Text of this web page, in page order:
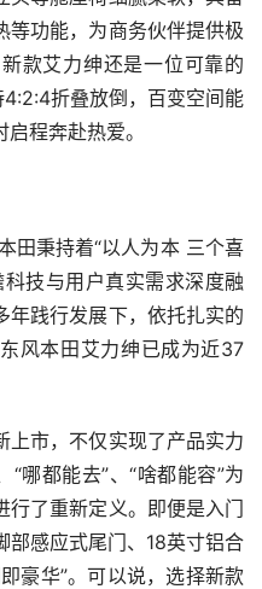
等功能，为商务伙伴提供极
款艾力绅还是一位可靠的
4:2:4折叠放倒，百变空间能
程奔赴热爱。
田秉持着“以人为本 三个喜
技与用户真实需求深度融
年践行发展下，依托扎实的
风本田艾力绅已成为近37
上市，不仅实现了产品实力
“哪都能去”、“啥都能容”为
行了重新定义。即便是入门
部感应式尾门、18英寸铝合
豪华”。可以说，选择新款